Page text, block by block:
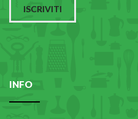
ISCRIVITI
INFO